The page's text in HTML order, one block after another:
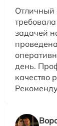
Отличный
задачей
день.
качество